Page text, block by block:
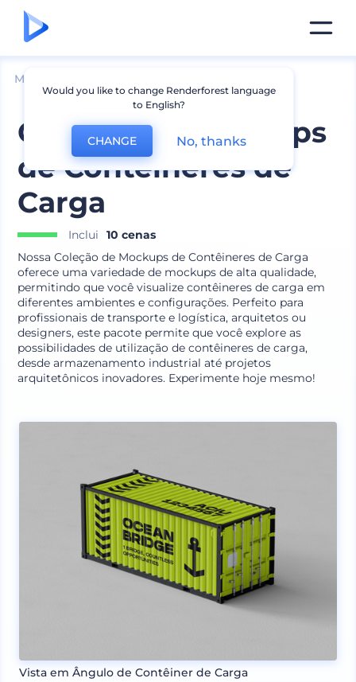
Mockups
Coleção de Mockups
de Contêineres de
Carga
Inclui
10 cenas
Nossa Coleção de Mockups de Contêineres de Carga
oferece uma variedade de mockups de alta qualidade,
permitindo que você visualize contêineres de carga em
diferentes ambientes e configurações. Perfeito para
profissionais de transporte e logística, arquitetos ou
designers, este pacote permite que você explore as
possibilidades de utilização de contêineres de carga,
desde armazenamento industrial até projetos
arquitetônicos inovadores. Experimente hoje mesmo!
Vista em Ângulo de Contêiner de Carga
Would you like to change Renderforest language
to English?
CHANGE No, thanks